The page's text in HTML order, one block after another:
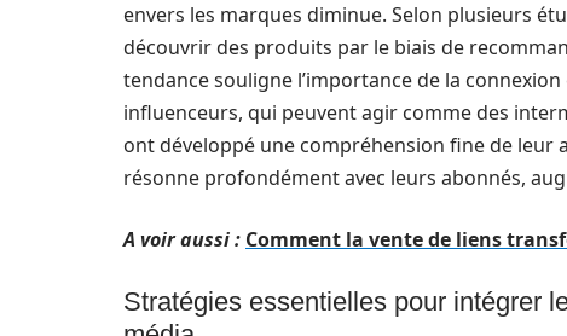
envers les marques diminue. Selon plusieurs
découvrir des produits par le biais de
tendance souligne l’importance de la
influenceurs, qui peuvent agir comme des
ont développé une compréhension fine de leur
résonne profondément avec leurs abonnés,
A voir aussi : Comment la vente de liens
Stratégies essentielles pour intégrer